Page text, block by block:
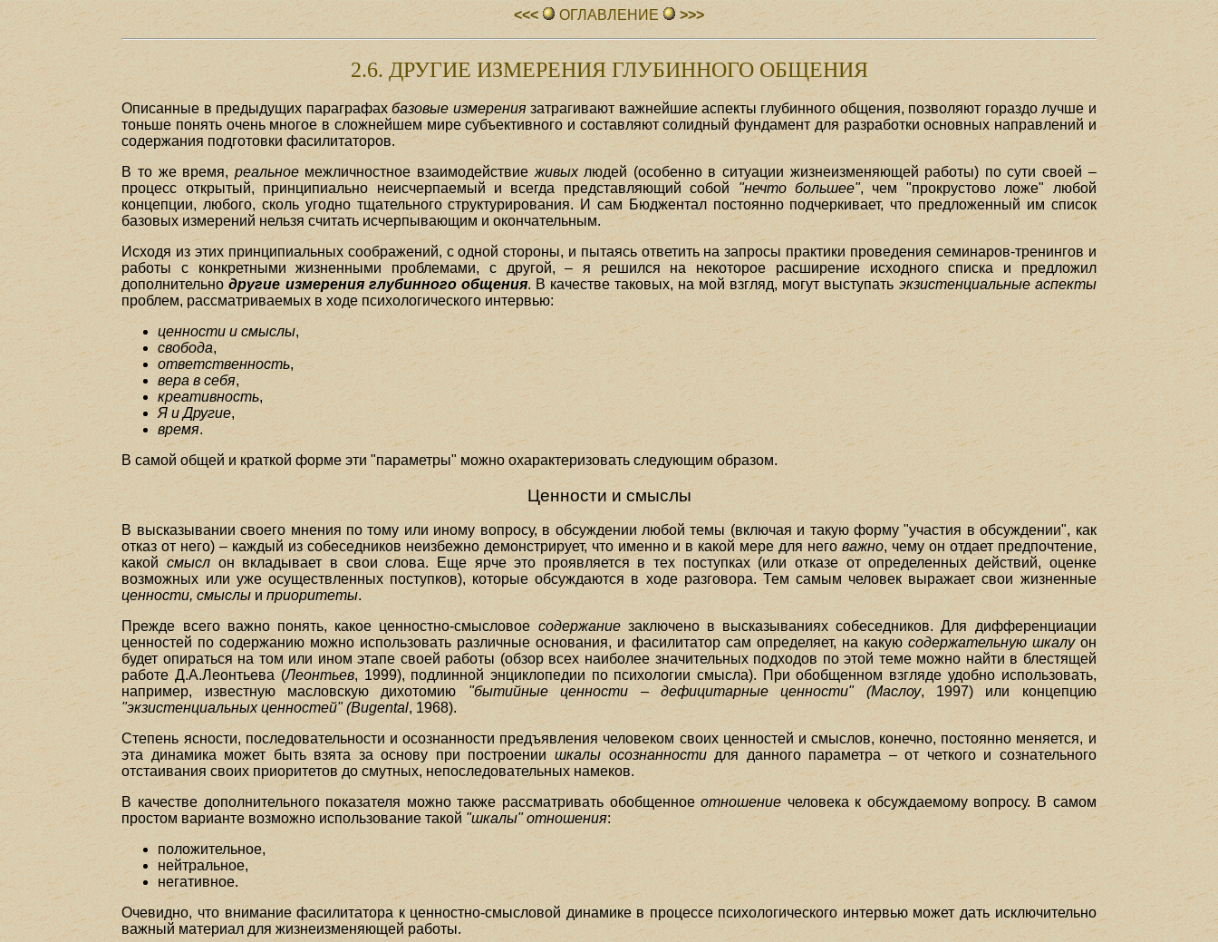
<<< ОГЛАВЛЕHИЕ >>>
2.6. ДРУГИЕ ИЗМЕРЕНИЯ ГЛУБИННОГО ОБЩЕНИЯ
Описанные в предыдущих параграфахбазовые измерениязатрагивают важнейшие аспекты глубинного общения, позволяют гораздо лучше и
тоньше понять очень многое в сложнейшем мире субъективного и составляют солидный фундамент для разработки основных направлений и
содержания подготовки фасилитаторов.
В то же время,реальноемежличностное взаимодействие живыхлюдей (особенно в ситуации жизнеизменяющей работы) по сути своей –
процесс открытый, принципиально неисчерпаемый и всегда представляющий собой "нечто большее", чем "прокрустово ложе" любой
концепции, любого, сколь угодно тщательного структурирования. И сам Бюджентал постоянно подчеркивает, что предложенный им список
базовых измерений нельзя считать исчерпывающим и окончательным.
Исходя из этих принципиальных соображений, с одной стороны, и пытаясь ответить на запросы практики проведения семинаров-тренингов и
работы с конкретными жизненными проблемами, с другой, – я решился на некоторое расширение исходного списка и предложил
дополнительнодругие измерения глубинного общения. В качестве таковых, на мой взгляд, могут выступать экзистенциальные аспекты
проблем, рассматриваемых в ходе психологического интервью:
ценности и смыслы,
свобода,
ответственность,
вера в себя,
креативность,
Я и Другие,
время.
В самой общей и краткой форме эти "параметры" можно охарактеризовать следующим образом.
Ценности и смыслы
В высказывании своего мнения по тому или иному вопросу, в обсуждении любой темы (включая и такую форму "участия в обсуждении", как
отказ от него) – каждый из собеседников неизбежно демонстрирует, что именно и в какой мере для неговажно, чему он отдает предпочтение,
какойсмысл он вкладывает в свои слова. Еще ярче это проявляется в тех поступках (или отказе от определенных действий, оценке
возможных или уже осуществленных поступков), которые обсуждаются в ходе разговора. Тем самым человек выражает свои жизненные
ценности, смыслы иприоритеты.
Прежде всего важно понять, какое ценностно-смысловое содержаниезаключено в высказываниях собеседников. Для дифференциации
ценностей по содержанию можно использовать различные основания, и фасилитатор сам определяет, на какуюсодержательную шкалуон
будет опираться на том или ином этапе своей работы (обзор всех наиболее значительных подходов по этой теме можно найти в блестящей
работе Д.А.Леонтьева (Леонтьев, 1999), подлинной энциклопедии по психологии смысла). При обобщенном взгляде удобно использовать,
например, известную масловскую дихотомию "бытийные ценности – дефицитарные ценности" (Маслоу, 1997) или концепцию
"экзистенциальных ценностей" (Bugental, 1968).
Степень ясности, последовательности и осознанности предъявления человеком своих ценностей и смыслов, конечно, постоянно меняется, и
эта динамика может быть взята за основу при построении шкалы осознанностидля данного параметра – от четкого и сознательного
отстаивания своих приоритетов до смутных, непоследовательных намеков.
В качестве дополнительного показателя можно также рассматривать обобщенноеотношение человека к обсуждаемому вопросу. В самом
простом варианте возможно использование такой "шкалы" отношения:
положительное,
нейтральное,
негативное.
Очевидно, что внимание фасилитатора к ценностно-смысловой динамике в процессе психологического интервью может дать исключительно
важный материал для жизнеизменяющей работы.